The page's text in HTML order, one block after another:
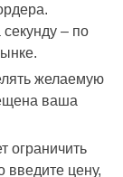
– по
желаемую
ваша
ограничить
цену,